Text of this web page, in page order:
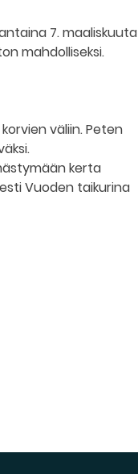
7. maaliskuuta
mahdolliseksi.
väliin. Peten
kerta
Vuoden taikurina